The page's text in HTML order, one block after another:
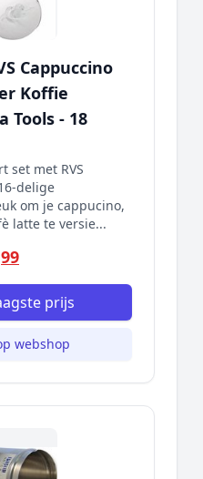
Cappuccino
Koffie
Tools - 18
set met RVS
delige
om je cappucino,
latte te versie...
prijs
webshop